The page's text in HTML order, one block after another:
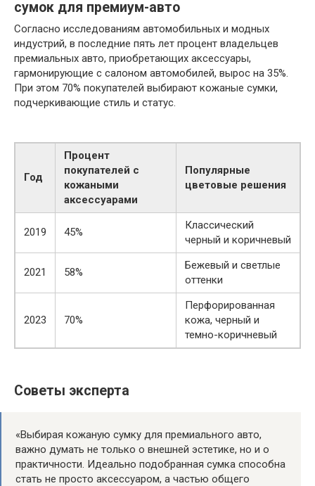
сумок для премиум-авто
Согласно исследованиям автомобильных и модных
индустрий, в последние пять лет процент владельцев
премиальных авто, приобретающих аксессуары,
гармонирующие с салоном автомобилей, вырос на 35%.
При этом 70% покупателей выбирают кожаные сумки,
подчеркивающие стиль и статус.
Год
Процент
покупателей с
кожаными
аксессуарами
Популярные
цветовые решения
2019 45%
Классический
черный и коричневый
2021 58%
Бежевый и светлые
оттенки
2023 70%
Перфорированная
кожа, черный и
темно-коричневый
Советы эксперта
«Выбирая кожаную сумку для премиального авто,
важно думать не только о внешней эстетике, но и о
практичности. Идеально подобранная сумка способна
стать не просто аксессуаром, а частью общего